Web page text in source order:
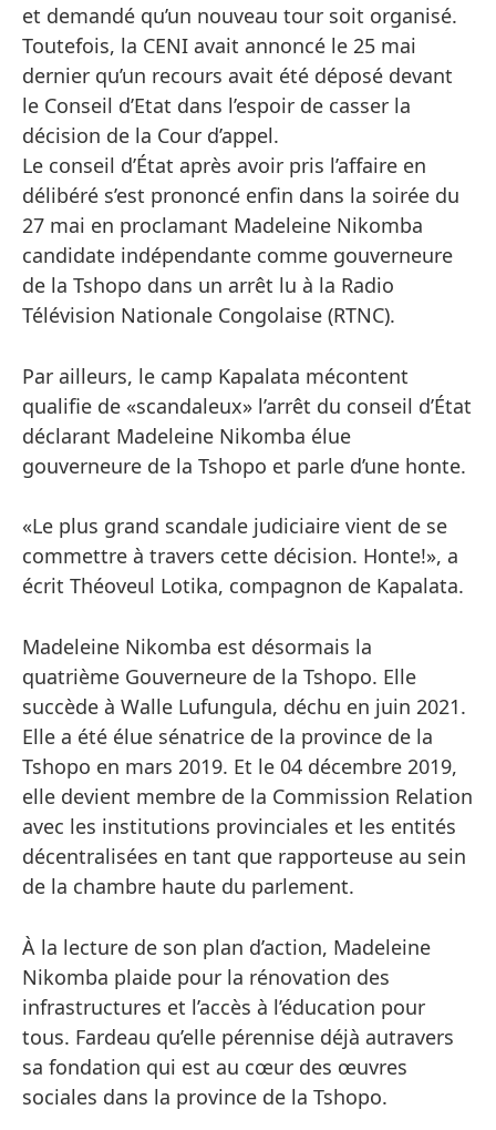
et demandé qu’un nouveau tour soit organisé.
Toutefois, la CENI avait annoncé le 25 mai
dernier qu’un recours avait été déposé devant
le Conseil d’Etat dans l’espoir de casser la
décision de la Cour d’appel.
Le conseil d’État après avoir pris l’affaire en
délibéré s’est prononcé enfin dans la soirée du
27 mai en proclamant Madeleine Nikomba
candidate indépendante comme gouverneure
de la Tshopo dans un arrêt lu à la Radio
Télévision Nationale Congolaise (RTNC).
Par ailleurs, le camp Kapalata mécontent
qualifie de «scandaleux» l’arrêt du conseil d’État
déclarant Madeleine Nikomba élue
gouverneure de la Tshopo et parle d’une honte.
«Le plus grand scandale judiciaire vient de se
commettre à travers cette décision. Honte!», a
écrit Théoveul Lotika, compagnon de Kapalata.
Madeleine Nikomba est désormais la
quatrième Gouverneure de la Tshopo. Elle
succède à Walle Lufungula, déchu en juin 2021.
Elle a été élue sénatrice de la province de la
Tshopo en mars 2019. Et le 04 décembre 2019,
elle devient membre de la Commission Relation
avec les institutions provinciales et les entités
décentralisées en tant que rapporteuse au sein
de la chambre haute du parlement.
À la lecture de son plan d’action, Madeleine
Nikomba plaide pour la rénovation des
infrastructures et l’accès à l’éducation pour
tous. Fardeau qu’elle pérennise déjà autravers
sa fondation qui est au cœur des œuvres
sociales dans la province de la Tshopo.